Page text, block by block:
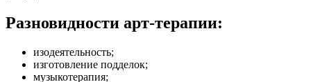
Разновидности арт-терапии:
изодеятельность;
изготовление подделок;
музыкотерапия;